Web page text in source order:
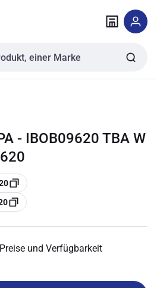
- IBOB09620 TBA W
und Verfügbarkeit